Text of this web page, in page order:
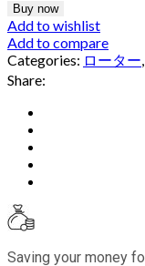
Buy now
Add to wishlist
Add to compare
Categories: ローター,
Share:
Saving your money